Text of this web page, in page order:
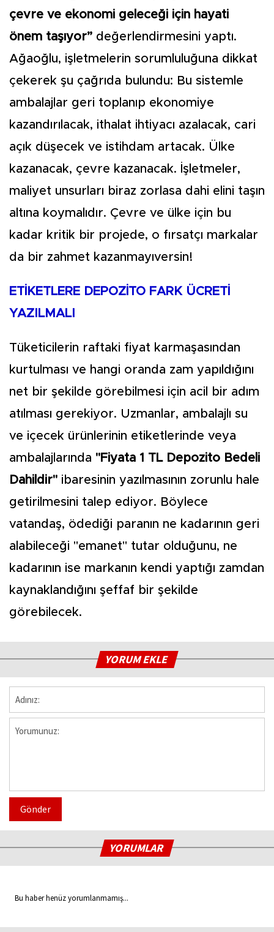
çevre ve ekonomi geleceği için hayati
önem taşıyor” değerlendirmesini yaptı.
Ağaoğlu, işletmelerin sorumluluğuna dikkat
çekerek şu çağrıda bulundu: Bu sistemle
ambalajlar geri toplanıp ekonomiye
kazandırılacak, ithalat ihtiyacı azalacak, cari
açık düşecek ve istihdam artacak. Ülke
kazanacak, çevre kazanacak. İşletmeler,
maliyet unsurları biraz zorlasa dahi elini taşın
altına koymalıdır. Çevre ve ülke için bu
kadar kritik bir projede, o fırsatçı markalar
da bir zahmet kazanmayıversin!
ETİKETLERE DEPOZİTO FARK ÜCRETİ
YAZILMALI
Tüketicilerin raftaki fiyat karmaşasından
kurtulması ve hangi oranda zam yapıldığını
net bir şekilde görebilmesi için acil bir adım
atılması gerekiyor. Uzmanlar, ambalajlı su
ve içecek ürünlerinin etiketlerinde veya
ambalajlarında "Fiyata 1 TL Depozito Bedeli
Dahildir" ibaresinin yazılmasının zorunlu hale
getirilmesini talep ediyor. Böylece
vatandaş, ödediği paranın ne kadarının geri
alabileceği "emanet" tutar olduğunu, ne
kadarının ise markanın kendi yaptığı zamdan
kaynaklandığını şeffaf bir şekilde
görebilecek.
YORUM EKLE
Gönder
YORUMLAR
Bu haber henüz yorumlanmamış...